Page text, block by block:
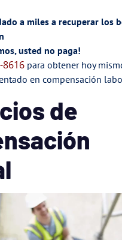
a miles a recuperar los
usted no paga!
8616 para obtener hoy
en compensación
de